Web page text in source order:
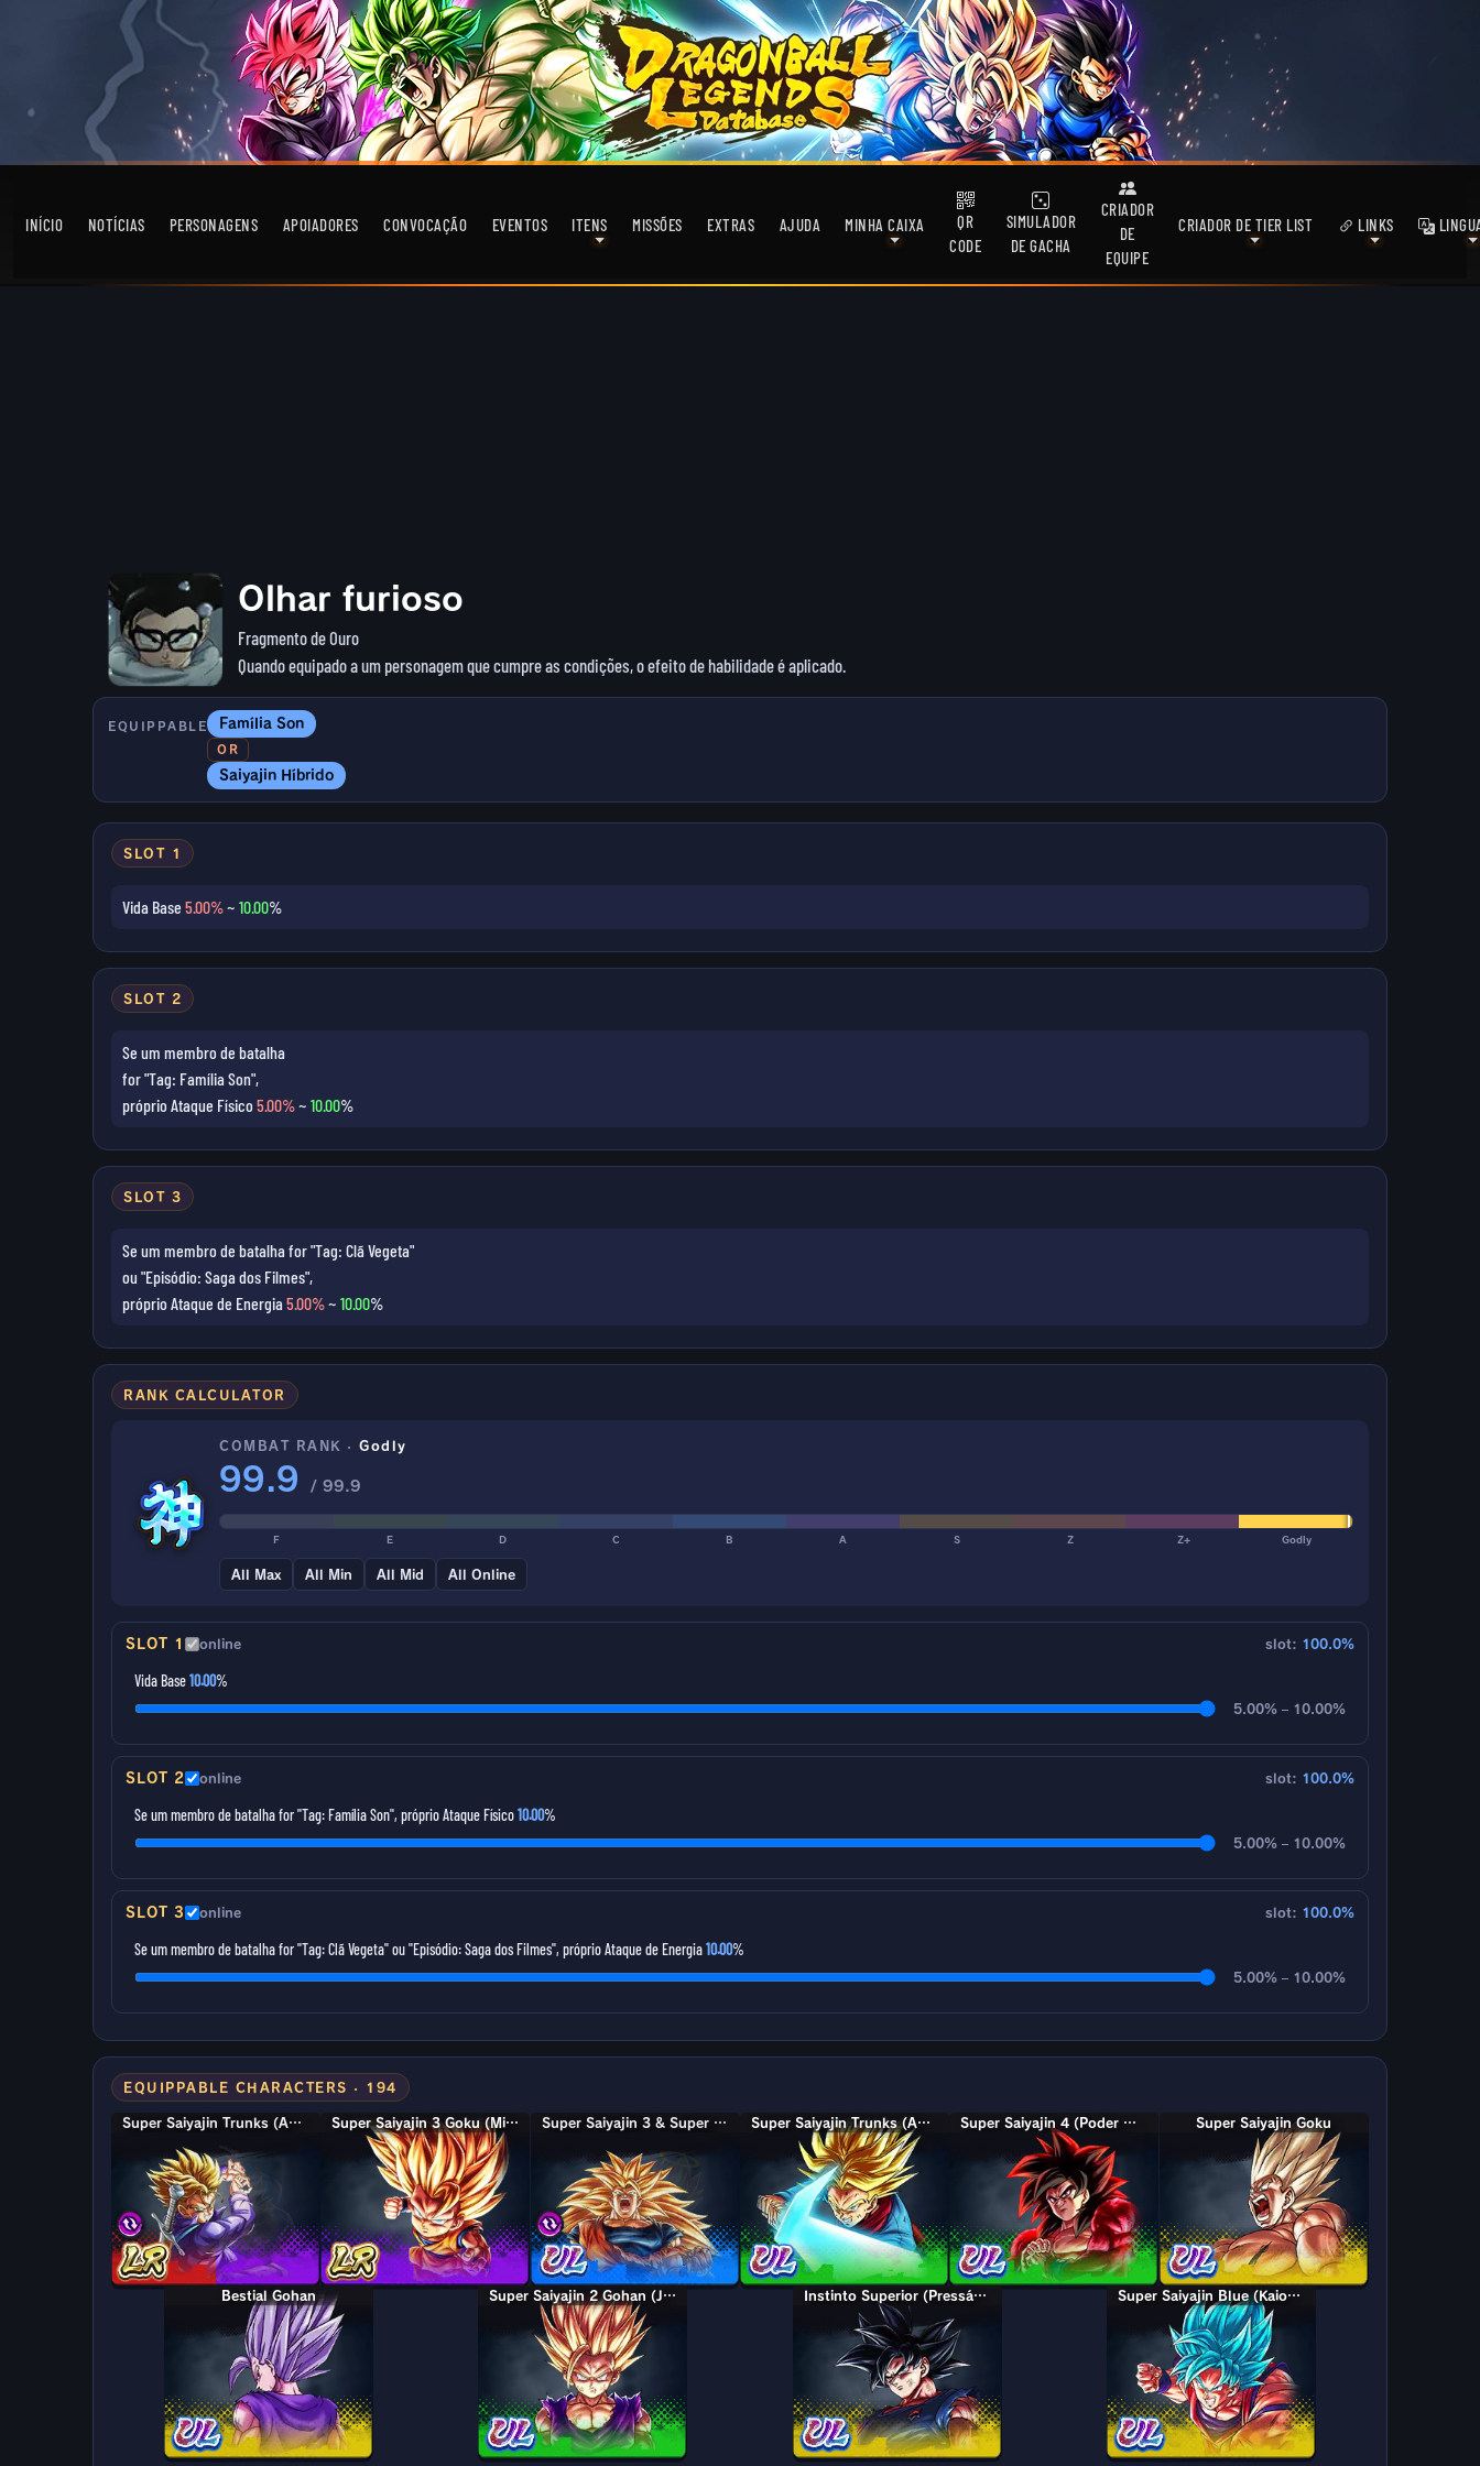
INÍCIO NOTÍCIAS PERSONAGENS APOIADORES CONVOCAÇÃO EVENTOS ITENS MISSÕES EXTRAS AJUDA MINHA CAIXA
QR
CODE
SIMULADOR
DE GACHA
CRIADOR
DE
EQUIPE
CRIADOR DE TIER LIST LINKS
Olhar furioso
Fragmento de Ouro
Quando equipado a um personagem que cumpre as condições, o efeito de habilidade é aplicado.
EQUIPPABLE Família Son
OR
Saiyajin Híbrido
SLOT 1
Vida Base 5.00%~ 10.00%
SLOT 2
Se um membro de batalha
for "Tag: Família Son",
próprio Ataque Físico 5.00%~ 10.00%
SLOT 3
Se um membro de batalha for "Tag: Clã Vegeta"
ou "Episódio: Saga dos Filmes",
próprio Ataque de Energia 5.00%~ 10.00%
RANK CALCULATOR
COMBAT RANK · Godly
99.9 / 99.9
F E D C B A S Z Z+ Godly
All Max All Min All Mid All Online
SLOT 1 online slot: 100.0%
Vida Base10.00%
5.00% – 10.00%
SLOT 2 online slot: 100.0%
Se um membro de batalha for "Tag: Família Son", próprio Ataque Físico10.00%
5.00% – 10.00%
SLOT 3 online slot: 100.0%
Se um membro de batalha for "Tag: Clã Vegeta" ou "Episódio: Saga dos Filmes", próprio Ataque de Energia10.00%
5.00% – 10.00%
EQUIPPABLE CHARACTERS · 194
Super Saiyajin Trunks (Adolescente) & Gohan
Super Saiyajin Trunks (Adolescente) & Gohan Super Saiyajin 3 Goku (Mini) Super Saiyajin 3 & Super Saiyajin 2 Goku & Vegeta
Super Saiyajin 3 & Super Saiyajin 2 Goku & Vegeta Super Saiyajin Trunks (Adolescente) Super Saiyajin 4 (Poder Máximo) Goku Super Saiyajin Goku
Bestial Gohan Super Saiyajin 2 Gohan (Jovem) Instinto Superior (Presságio) Goku Super Saiyajin Blue (Kaioken) Goku